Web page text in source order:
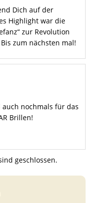
Dich auf der
Highlight war die
zur Revolution
zum nächsten mal!
nochmals für das
Brillen!
geschlossen.